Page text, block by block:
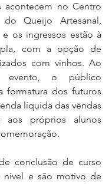
acontecem no Centro
do Queijo Artesanal,
e os ingressos estão à
com a opção de
com vinhos. Ao
evento, o público
formatura dos futuros
líquida das vendas
aos próprios alunos
conclusão de curso
nível e são motivo de